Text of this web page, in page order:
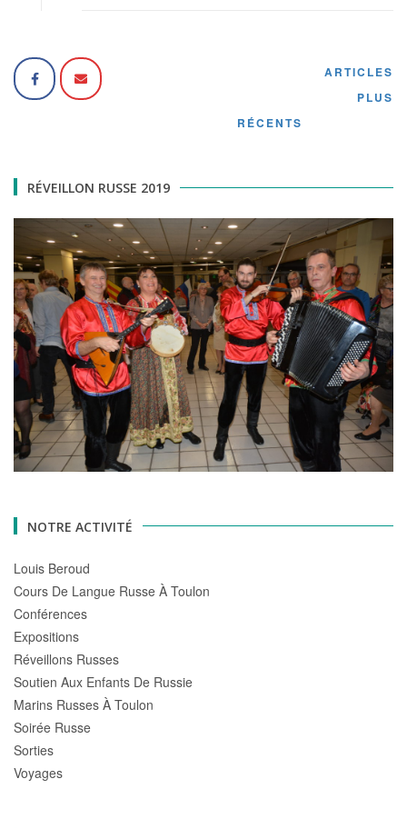
Navigation
ARTICLES
PLUS
RÉCENTS
RÉVEILLON RUSSE 2019
NOTRE ACTIVITÉ
Louis Beroud
Cours De Langue Russe À Toulon
Conférences
Expositions
Réveillons Russes
Soutien Aux Enfants De Russie
Marins Russes À Toulon
Soirée Russe
Sorties
Voyages